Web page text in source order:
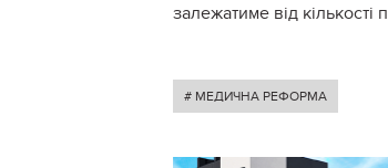
залежатиме від кількості
# МЕДИЧНА РЕФОРМА